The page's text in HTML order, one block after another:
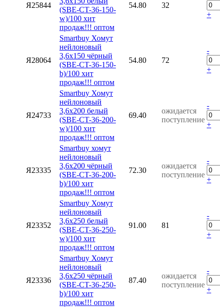
Я25844
(SBE-CT-36-150-
w)/100 хит
продаж!!! оптом
54.80 32
+
Я28064
Smartbuy Хомут
нейлоновый
3,6х150 чёрный
(SBE-CT-36-150-
b)/100 хит
продаж!!! оптом
54.80 72
-
+
Я24733
Smartbuy Хомут
нейлоновый
3,6х200 белый
(SBE-CT-36-200-
w)/100 хит
продаж!!! оптом
69.40
ожидается
поступление
-
+
Я23335
Smartbuy хомут
нейлоновый
3,6х200 чёрный
(SBE-CT-36-200-
b)/100 хит
продаж!!! оптом
72.30
ожидается
поступление
-
+
Я23352
Smartbuy Хомут
нейлоновый
3,6х250 белый
(SBE-CT-36-250-
w)/100 хит
продаж!!! оптом
91.00 81
-
+
Я23336
Smartbuy Хомут
нейлоновый
3,6х250 чёрный
(SBE-CT-36-250-
b)/100 хит
продаж!!! оптом
87.40
ожидается
поступление
-
+